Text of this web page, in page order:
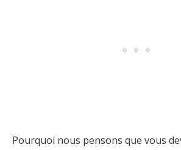
Pourquoi nous pensons que vous